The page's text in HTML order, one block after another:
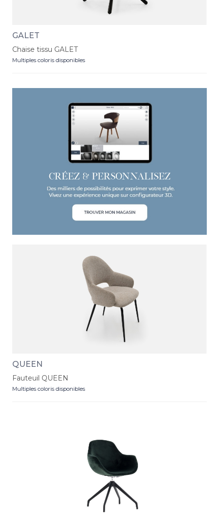
GALET
Chaise tissu GALET
Multiples coloris disponibles
QUEEN
Fauteuil QUEEN
Multiples coloris disponibles